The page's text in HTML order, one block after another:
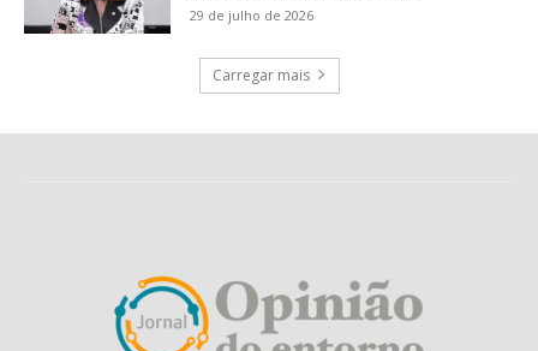
29 de julho de 2026
Carregar mais